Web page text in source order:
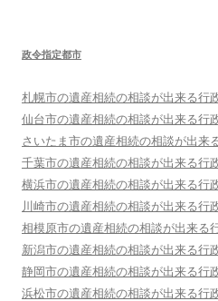
政令指定都市
札幌市の遺産相続の相談が出来る行
仙台市の遺産相続の相談が出来る行
さいたま市の遺産相続の相談が出来
千葉市の遺産相続の相談が出来る行
横浜市の遺産相続の相談が出来る行
川崎市の遺産相続の相談が出来る行
相模原市の遺産相続の相談が出来る
新潟市の遺産相続の相談が出来る行
静岡市の遺産相続の相談が出来る行
浜松市の遺産相続の相談が出来る行